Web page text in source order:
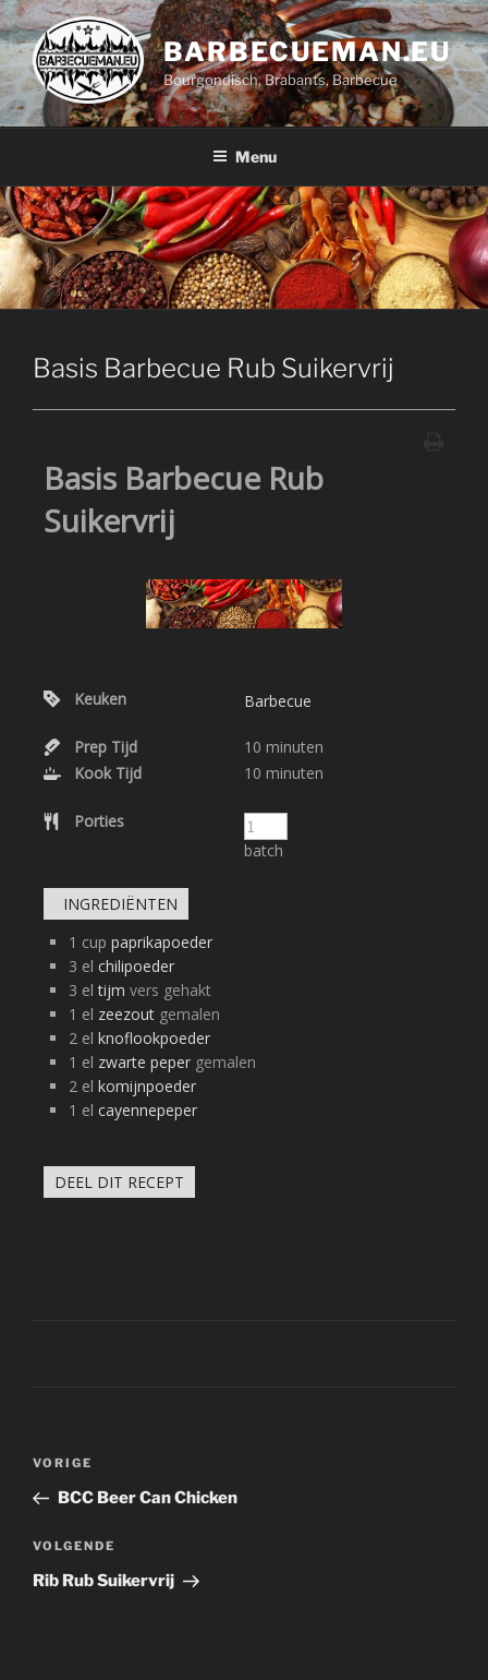
Ga
naar
de
inhoud
BARBECUEMAN.EU
Bourgondisch, Brabants, Barbecue
Menu
Basis Barbecue Rub Suikervrij
Basis Barbecue Rub
Suikervrij
Keuken Barbecue
Prep Tijd 10 minuten
Kook Tijd
10 minuten
Porties
batch
INGREDIËNTEN
1 cup paprikapoeder
3 el chilipoeder
3 el tijm vers gehakt
1 el zeezout gemalen
2 el knoflookpoeder
1 el zwarte peper gemalen
2 el komijnpoeder
1 el cayennepeper
DEEL DIT RECEPT
Bericht
Vorig
bericht
VORIGE
BCC Beer Can Chicken
Volgend
bericht
VOLGENDE
Rib Rub Suikervrij